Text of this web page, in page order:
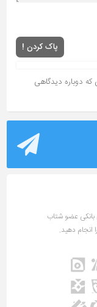
پاک کردن !
که دوباره دیدگاهی
بانکی عضو شتاب
انجام دهید.